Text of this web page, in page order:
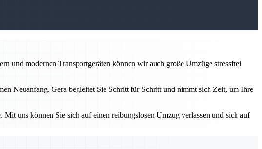
und modernen Transportgeräten können wir auch große Umzüge stressfrei
Neuanfang. Gera begleitet Sie Schritt für Schritt und nimmt sich Zeit, um Ihre
uns können Sie sich auf einen reibungslosen Umzug verlassen und sich auf